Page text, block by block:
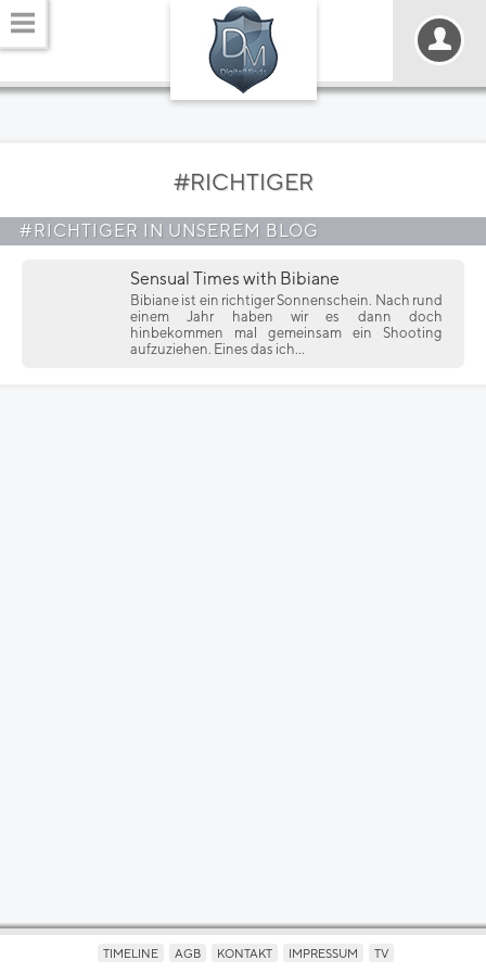
#RICHTIGER
#RICHTIGER IN UNSEREM BLOG
Sensual Times with Bibiane
Bibiane ist ein richtiger Sonnenschein. Nach rund
einem Jahr haben wir es dann doch
hinbekommen mal gemeinsam ein Shooting
aufzuziehen. Eines das ich...
TIMELINE AGB KONTAKT IMPRESSUM TV